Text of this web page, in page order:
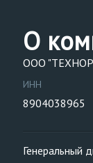
О
ООО
ИНН
8904038965
Генеральный